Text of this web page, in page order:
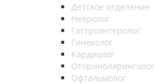
Детское отделение
Невролог
Гастроэнтеролог
Гинеколог
Кардиолог
Оториноларинголог
Офтальмолог